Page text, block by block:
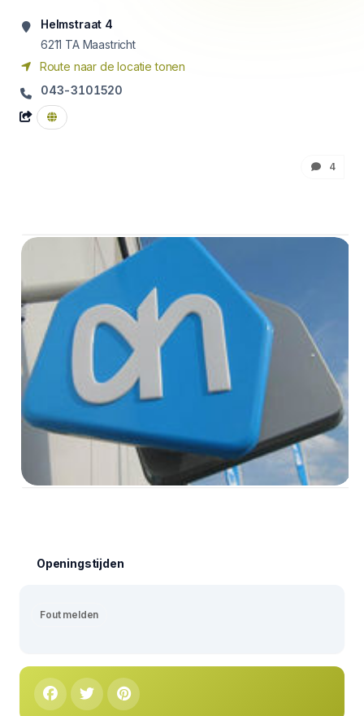
Helmstraat 4
6211 TA Maastricht
Route naar de locatie tonen
043-3101520
4
Openingstijden
Fout melden